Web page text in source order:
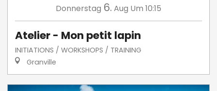
Donnerstag 6. Aug Um 10:15
Atelier - Mon petit lapin
INITIATIONS / WORKSHOPS / TRAINING
Granville